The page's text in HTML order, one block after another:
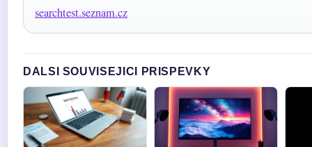
searchtest.seznam.cz
DALSI SOUVISEJICI PRISPEVKY